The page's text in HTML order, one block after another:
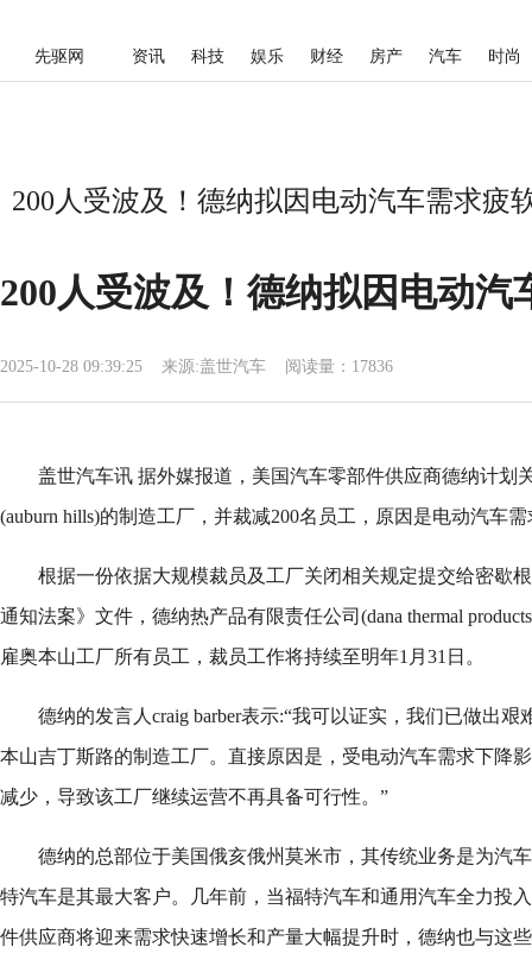
先驱网 资讯 科技 娱乐 财经 房产 汽车 时尚
200人受波及！德纳拟因电动汽车需求疲
200人受波及！德纳拟因电动
2025-10-28 09:39:25 来源:盖世汽车 阅读量：17836
盖世汽车讯 据外媒报道，美国汽车零部件供应商德纳计划
(auburn hills)的制造工厂，并裁减200名员工，原因是电动汽车
根据一份依据大规模裁员及工厂关闭相关规定提交给密歇
通知法案》文件，德纳热产品有限责任公司(dana thermal
雇奥本山工厂所有员工，裁员工作将持续至明年1月31日。
德纳的发言人craig barber表示:“我可以证实，我们已做出
本山吉丁斯路的制造工厂。直接原因是，受电动汽车需求下降
减少，导致该工厂继续运营不再具备可行性。”
德纳的总部位于美国俄亥俄州莫米市，其传统业务是为汽
特汽车是其最大客户。几年前，当福特汽车和通用汽车全力投
件供应商将迎来需求快速增长和产量大幅提升时，德纳也与这